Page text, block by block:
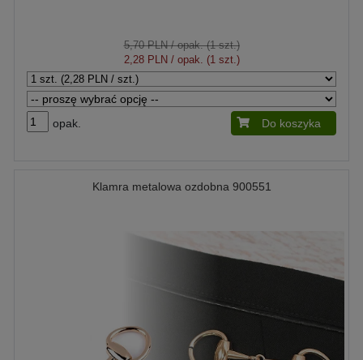
5,70 PLN/ opak. (1 szt.)
2,28 PLN/ opak. (1 szt.)
opak. Do koszyka
Klamra metalowa ozdobna 900551